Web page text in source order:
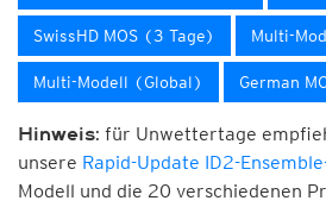
SwissHD MOS (3 Tage) Multi-
Multi-Modell (Global) German
Hinweis: für Unwettertage
unsere Rapid-Update ID2-
Modell und die 20 verschiedenen